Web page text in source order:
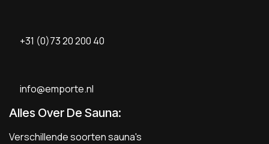
+31 (0)73 20 200 40
info@emporte.nl
Alles Over De Sauna:
Verschillende soorten sauna's